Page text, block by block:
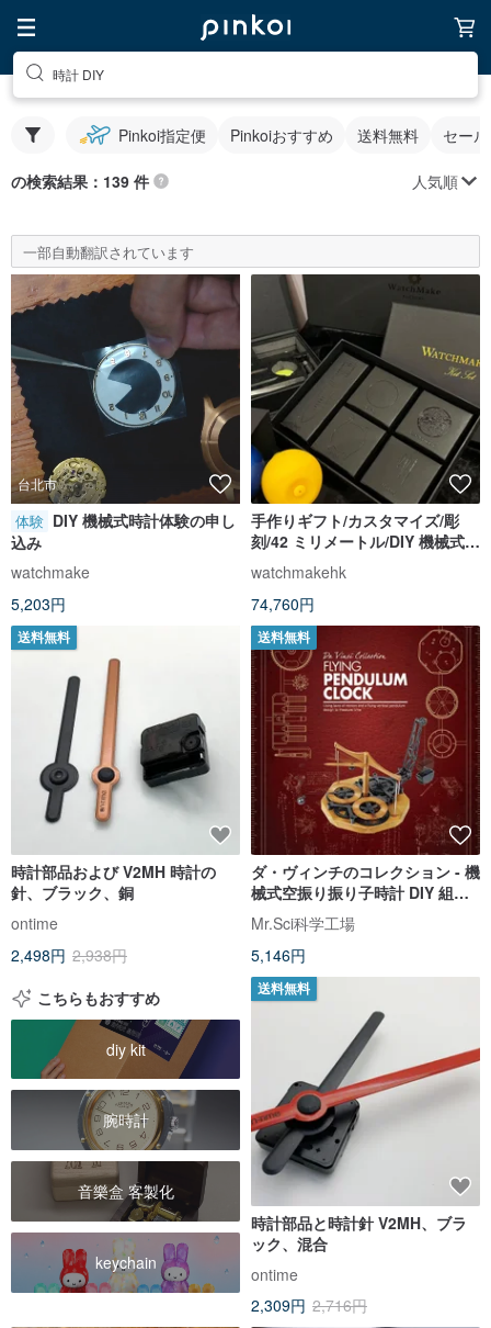
時計 DIY
Pinkoi指定便 Pinkoiおすすめ 送料無料 セー
の検索結果：139 件 人気順
一部自動翻訳されています
台北市
体験 DIY 機械式時計体験の申し
込み
watchmake
5,203円
手作りギフト/カスタマイズ/彫
刻/42 ミリメートル/DIY 機械式時
計キットセット/スケルトンムー
ブメント
watchmakehk
74,760円
送料無料
時計部品および V2MH 時計の
針、ブラック、銅
ontime
2,498円 2,938円
送料無料
ダ・ヴィンチのコレクション - 機
械式空振り振り子時計 DIY 組み
立てモデル
Mr.Sci科学工場
5,146円
こちらもおすすめ
diy kit
腕時計
音樂盒 客製化
keychain
送料無料
時計部品と時計針 V2MH、ブラ
ック、混合
ontime
2,309円 2,716円